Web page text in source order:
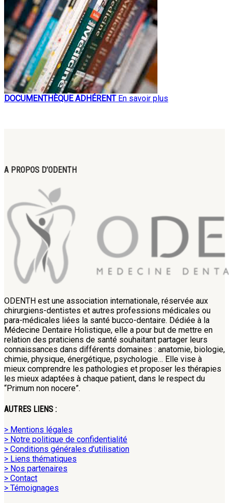
DOCUMENTHÈQUE ADHÉRENT En savoir plus
A PROPOS D’ODENTH
ODENTH est une association internationale, réservée aux
chirurgiens-dentistes et autres professions médicales ou
para-médicales liées la santé bucco-dentaire. Dédiée à la
Médecine Dentaire Holistique, elle a pour but de mettre en
relation des praticiens de santé souhaitant partager leurs
connaissances dans différents domaines : anatomie, biologie,
chimie, physique, énergétique, psychologie… Elle vise à
mieux comprendre les pathologies et proposer les thérapies
les mieux adaptées à chaque patient, dans le respect du
“Primum non nocere”.
AUTRES LIENS :
> Mentions légales
> Notre politique de confidentialité
> Conditions générales d’utilisation
> Liens thématiques
> Nos partenaires
> Contact
> Témoignages